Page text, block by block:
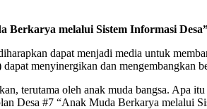
melalui Sistem Informasi
dapat menjadi media untuk
menyinergikan dan mengembangkan
terutama oleh anak muda bangsa. Apa
Desa #7 “Anak Muda Berkarya melalui